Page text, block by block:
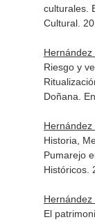
culturales.
Cultural.
Riesgo y
Doñana.
Historia,
Pumarejo
Históricos.
El